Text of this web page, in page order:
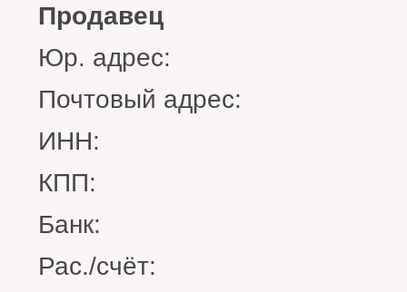
Продавец
Юр. адрес:
Почтовый адрес:
ИНН:
КПП:
Банк:
Рас./счёт: